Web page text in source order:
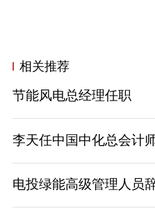
相关推荐
节能风电总经理任职
李天任中国中化总会计
电投绿能高级管理人员